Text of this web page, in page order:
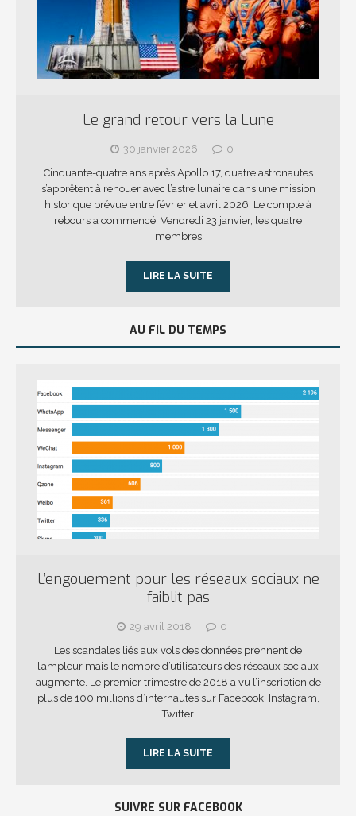
Le grand retour vers la Lune
30 janvier 2026
0
Cinquante-quatre ans après Apollo 17, quatre astronautes
s’apprêtent à renouer avec l’astre lunaire dans une mission
historique prévue entre février et avril 2026. Le compte à
rebours a commencé. Vendredi 23 janvier, les quatre
membres
LIRE LA SUITE
AU FIL DU TEMPS
L’engouement pour les réseaux sociaux ne
faiblit pas
29 avril 2018
0
Les scandales liés aux vols des données prennent de
l’ampleur mais le nombre d’utilisateurs des réseaux sociaux
augmente. Le premier trimestre de 2018 a vu l’inscription de
plus de 100 millions d’internautes sur Facebook, Instagram,
Twitter
LIRE LA SUITE
SUIVRE SUR FACEBOOK